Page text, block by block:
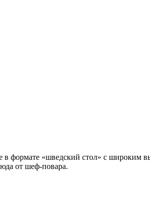
в формате «шведский стол» с
от шеф-повара.